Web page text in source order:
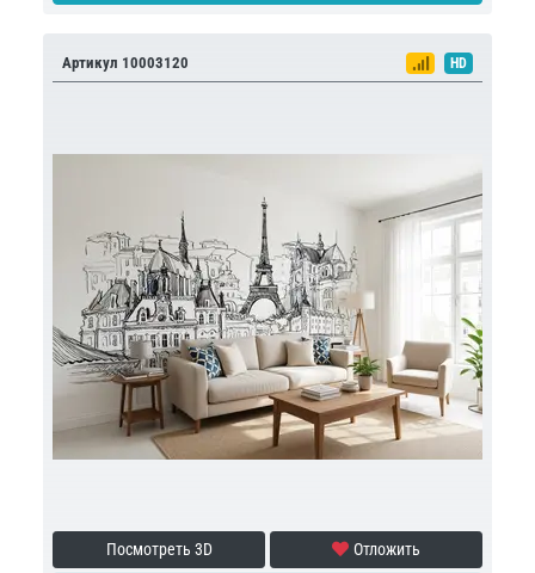
Артикул 10003120 HD
Посмотреть 3D Отложить